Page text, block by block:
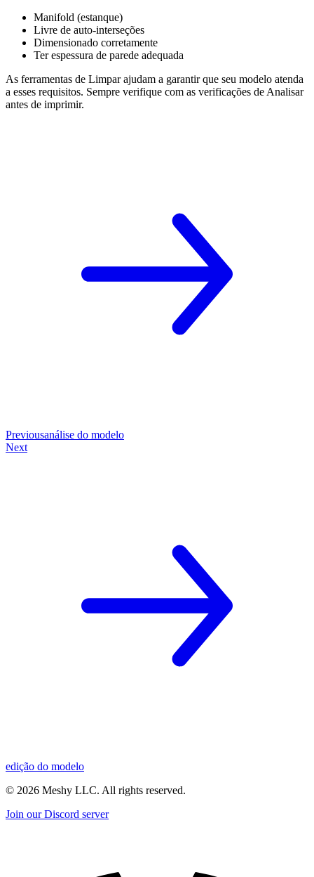
Manifold (estanque)
Livre de auto-interseções
Dimensionado corretamente
Ter espessura de parede adequada
As ferramentas de Limpar ajudam a garantir que seu modelo atenda
a esses requisitos. Sempre verifique com as verificações de Analisar
antes de imprimir.
Previousanálise do modelo
Next
edição do modelo
© 2026 Meshy LLC. All rights reserved.
Join our Discord server